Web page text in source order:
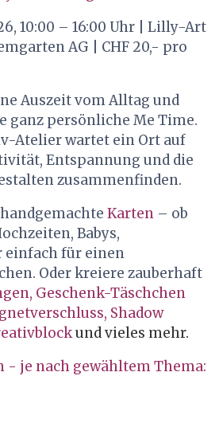
10:00 – 16:00 Uhr | Lilly-Art
AG | CHF 20,- pro
Auszeit vom Alltag und
ganz persönliche Me Time.
Atelier wartet ein Ort auf
Entspannung und die
zusammenfinden.
Karten– ob
Babys,
einfach für einen
Oder kreiere zauberhaft
Geschenk-Täschchen
Shadow
und vieles mehr.
- je nach gewähltem Thema: